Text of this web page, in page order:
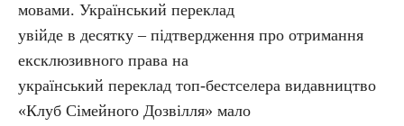
мовами. Український переклад
увійде в десятку – підтвердження про отримання
ексклюзивного права на
український переклад топ-бестселера видавництво
«Клуб Сімейного Дозвілля» мало